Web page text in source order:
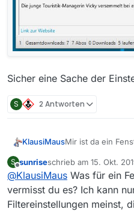
Sicher eine Sache der
S 2 Antworten
KlausiMausMir ist da ein
S
Offline
sunriseschrieb am 15. Okt.
zuletzt editiert von
@KlausiMaus Was für ein
vermisst du es? Ich kann
Filtereinstellungen meinst,